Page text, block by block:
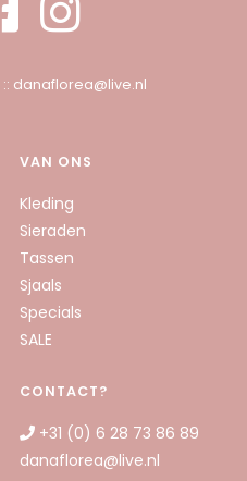
:: danaflorea@live.nl
VAN ONS
Kleding
Sieraden
Tassen
Sjaals
Specials
SALE
CONTACT?
+31 (0) 6 28 73 86 89
danaflorea@live.nl